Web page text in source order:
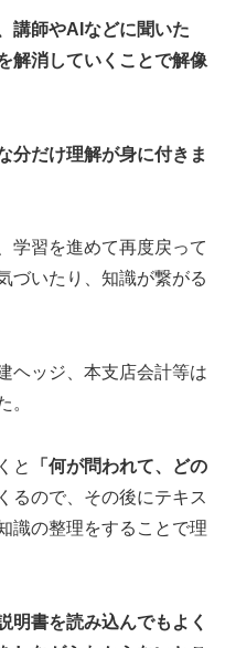
講師やAIなどに聞いた
解消していくことで解像
分だけ理解が身に付きま
学習を進めて再度戻って
づいたり、知識が繋がる
ヘッジ、本支店会計等は
。
と
「何が問われて、どの
るので、その後にテキス
識の整理をすることで理
明書を読み込んでもよく